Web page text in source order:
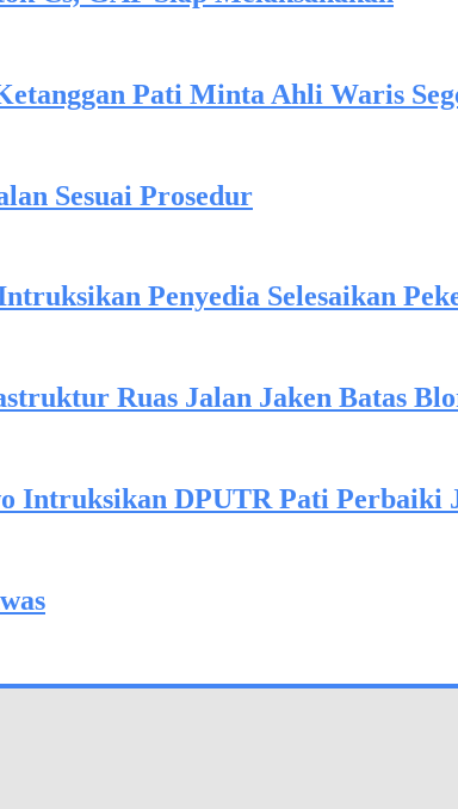
Pati Minta Ahli Waris
Sesuai Prosedur
Penyedia Selesaikan
Ruas Jalan Jaken Batas
Intruksikan DPUTR Pati Perbaiki